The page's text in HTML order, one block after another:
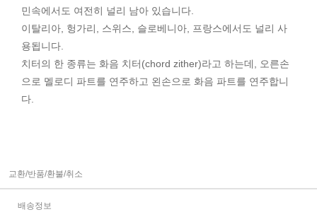
민속에서도 여전히 널리 남아 있습니다.
이탈리아, 헝가리, 스위스, 슬로베니아, 프랑스에서도 널리 사
용됩니다.
치터의 한 종류는 화음 치터(chord zither)라고 하는데, 오른손
으로 멜로디 파트를 연주하고 왼손으로 화음 파트를 연주합니
다.
교환/반품/환불/취소
배송정보